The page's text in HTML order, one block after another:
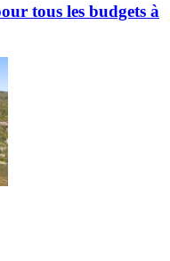
tous les budgets à